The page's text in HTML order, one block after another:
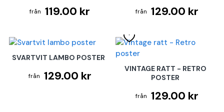
119.00 kr 129.00 kr
SVARTVIT LAMBO POSTER
129.00 kr
VINTAGE RATT - RETRO
POSTER
129.00 kr